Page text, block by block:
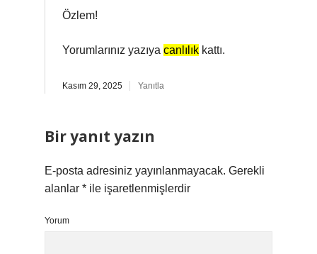
Özlem!
Yorumlarınız yazıya canlılık kattı.
Kasım 29, 2025 Yanıtla
Bir yanıt yazın
E-posta adresiniz yayınlanmayacak. Gerekli
alanlar * ile işaretlenmişlerdir
Yorum